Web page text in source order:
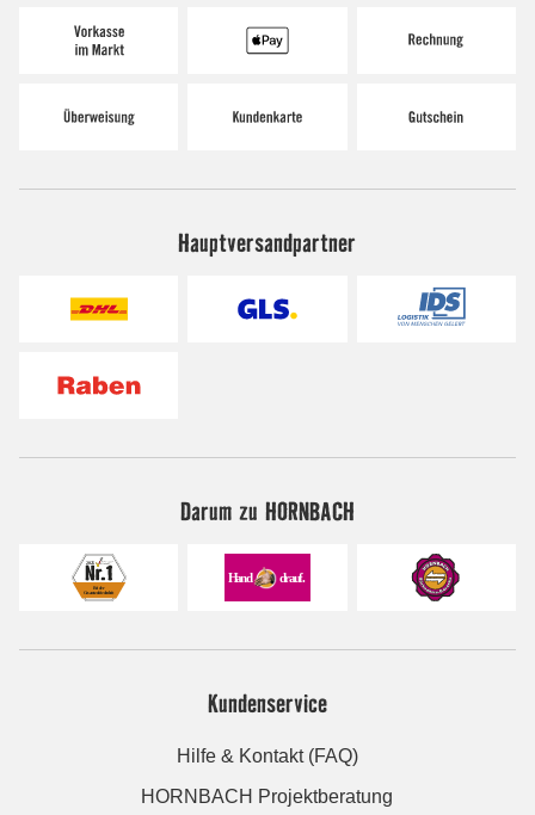
Hauptversandpartner
Darum zu HORNBACH
Kundenservice
Hilfe & Kontakt (FAQ)
HORNBACH Projektberatung